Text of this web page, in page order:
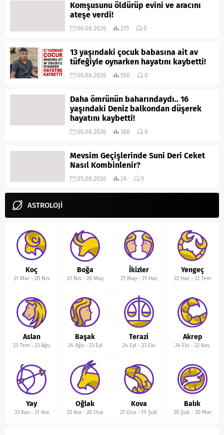
Komşusunu öldürüp evini ve aracını
ateşe verdi!
06.08.2026 273 0
13 yaşındaki çocuk babasına ait av
tüfeğiyle oynarken hayatını kaybetti!
06.08.2026 550 0
Daha ömrünün baharındaydı.. 16
yaşındaki Deniz balkondan düşerek
hayatını kaybetti!
06.08.2026 368 0
Mevsim Geçişlerinde Suni Deri Ceket
Nasıl Kombinlenir?
05.08.2026 26 0
ASTROLOJİ
Koç
21 Mar -20 Nis
Boğa
21 Nis- 20 May
İkizler
21 May- 21 Haz
Yengeç
22 Haz- 22 Tem
Aslan
23 Tem -23 Ağu
Başak
24 Ağu- 23 Eyl
Terazi
24 Eyl- 23 Eki
Akrep
24 Eki -22 Kas
Yay
23 Kas- 21 Ara
Oğlak
22 Ara -20 Oca
Kova
21 Oca -19 Şub
Balık
20 Şub - 20 Mar